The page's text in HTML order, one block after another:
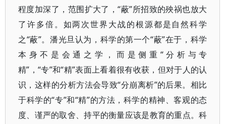
程度加深了，范围扩大了，“蔽”所招致的殃祸也放大
了许多倍。如两次世界大战的根源都是自然科学
之“蔽”。潘光旦认为，科学的第一个“蔽”在于，科学
本身不是会通之学，而是侧重“分析与专
精”，“专”和“精”表面上看着很有收获，但对于人的认
识，这样的分析方法会导致“分崩离析”的后果。相比
于科学的“专”和“精”的方法，科学的精神、客观的态
度、谨严的取舍、持平的衡量应该是教育的重点。科